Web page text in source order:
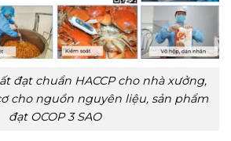
đạt chuẩn HACCP cho nhà xưởng,
cho nguồn nguyên liệu, sản phẩm
đạt OCOP 3 SAO